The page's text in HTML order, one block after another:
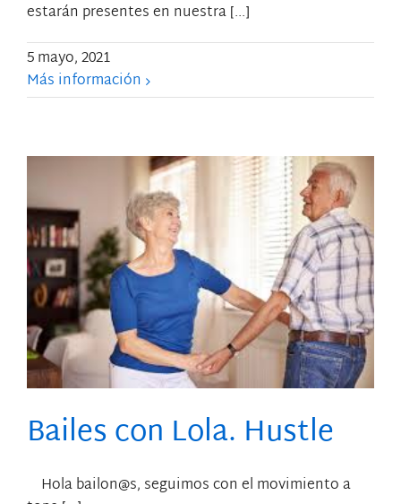
estarán presentes en nuestra [...]
5 mayo, 2021
Más información
Bailes con Lola. Hustle
Hola bailon@s, seguimos con el movimiento a